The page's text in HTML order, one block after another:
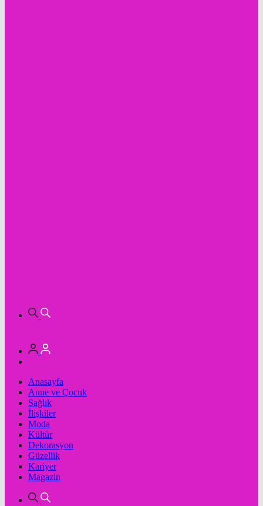
Anasayfa
Anne ve Çocuk
Sağlık
İlişkiler
Moda
Kültür
Dekorasyon
Güzellik
Kariyer
Magazin